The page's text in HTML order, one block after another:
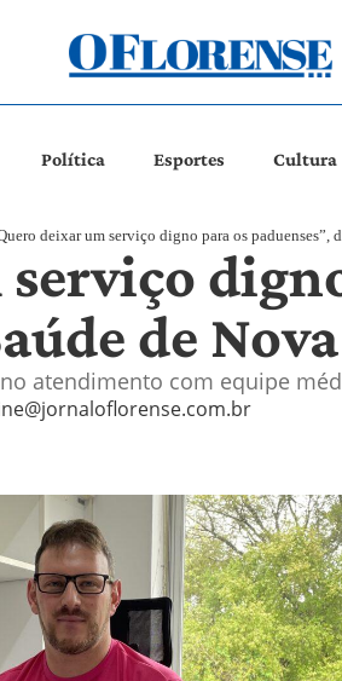
Política Esportes Cultura
deixar um serviço digno para os paduenses”,
de
atendimento com equipe